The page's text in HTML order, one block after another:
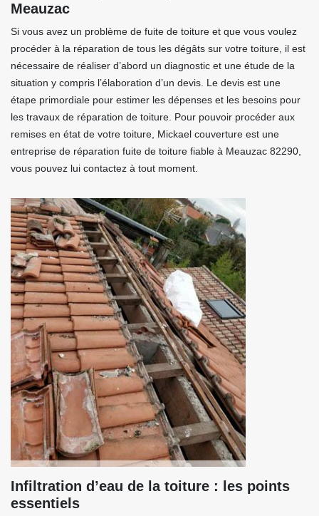
Meauzac
Si vous avez un problème de fuite de toiture et que vous voulez
procéder à la réparation de tous les dégâts sur votre toiture, il est
nécessaire de réaliser d’abord un diagnostic et une étude de la
situation y compris l’élaboration d’un devis. Le devis est une
étape primordiale pour estimer les dépenses et les besoins pour
les travaux de réparation de toiture. Pour pouvoir procéder aux
remises en état de votre toiture, Mickael couverture est une
entreprise de réparation fuite de toiture fiable à Meauzac 82290,
vous pouvez lui contactez à tout moment.
Infiltration d’eau de la toiture : les points
essentiels